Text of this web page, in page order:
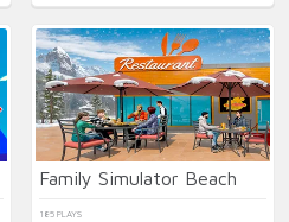
Family Simulator Beach
185 PLAYS